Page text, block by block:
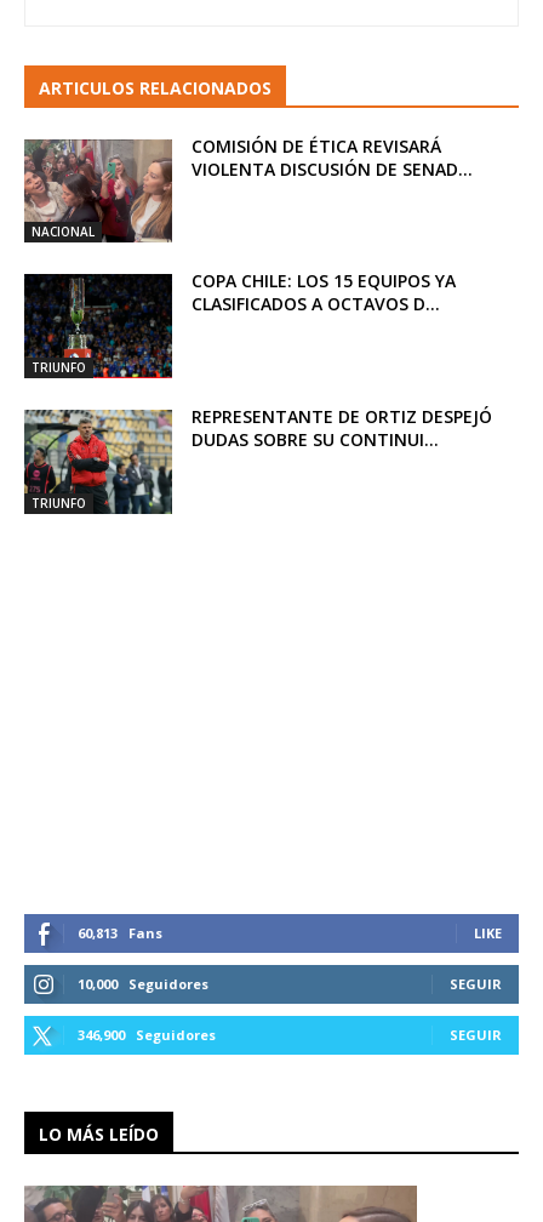
ARTICULOS RELACIONADOS
NACIONAL
COMISIÓN DE ÉTICA REVISARÁ
VIOLENTA DISCUSIÓN DE SENAD...
TRIUNFO
COPA CHILE: LOS 15 EQUIPOS YA
CLASIFICADOS A OCTAVOS D...
TRIUNFO
REPRESENTANTE DE ORTIZ DESPEJÓ
DUDAS SOBRE SU CONTINUI...
60,813 Fans LIKE
10,000 Seguidores SEGUIR
346,900 Seguidores SEGUIR
LO MÁS LEÍDO